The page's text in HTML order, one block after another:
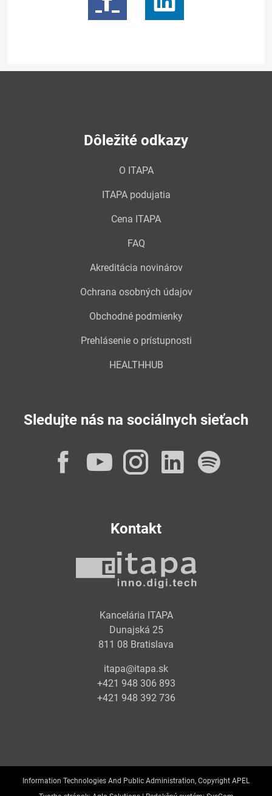
Dôležité odkazy
O ITAPA
ITAPA podujatia
Cena ITAPA
FAQ
Akreditácia novinárov
Ochrana osobných údajov
Obchodné podmienky
Prehlásenie o prístupnosti
HEALTHHUB
Sledujte nás na sociálnych sieťach
Facebook
YouTube
Instagram
Kontakt
Kancelária ITAPA
Dunajská 25
811 08 Bratislava
itapa@itapa.sk
+421 948 306 893
+421 948 392 736
Information Technologies And Public Administration, Copyright APEL